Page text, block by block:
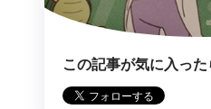
この記事が気に入っ